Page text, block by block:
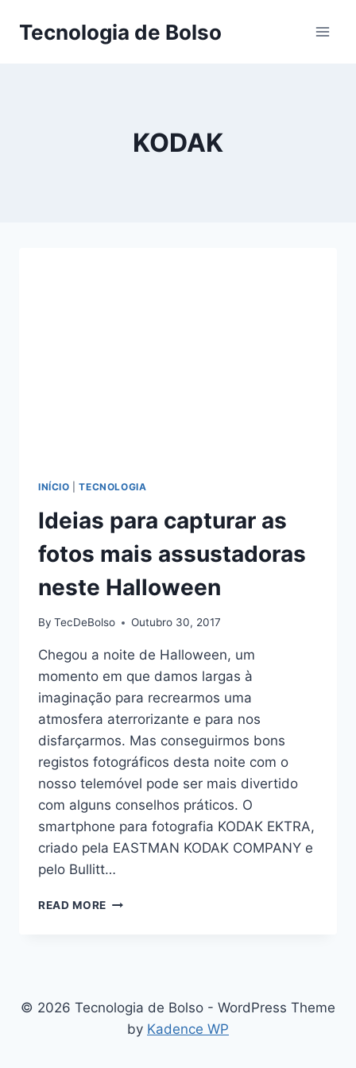
Tecnologia de Bolso
KODAK
INÍCIO |TECNOLOGIA
Ideias para capturar as
fotos mais assustadoras
neste Halloween
By TecDeBolso Outubro 30, 2017
Chegou a noite de Halloween, um
momento em que damos largas à
imaginação para recrearmos uma
atmosfera aterrorizante e para nos
disfarçarmos. Mas conseguirmos bons
registos fotográficos desta noite com o
nosso telemóvel pode ser mais divertido
com alguns conselhos práticos. O
smartphone para fotografia KODAK EKTRA,
criado pela EASTMAN KODAK COMPANY e
pelo Bullitt…
READ MORE IDEIAS
ASSUSTADORAS
NESTE
HALLOWEEN
© 2026 Tecnologia de Bolso - WordPress Theme
by Kadence WP